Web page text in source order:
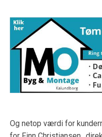
Og netop værdi for